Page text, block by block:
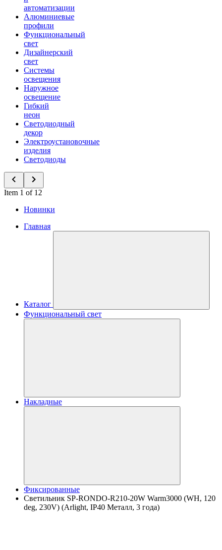
автоматизации
Алюминиевые
профили
Функциональный
свет
Дизайнерский
свет
Системы
освещения
Наружное
освещение
Гибкий
неон
Светодиодный
декор
Электроустановочные
изделия
Светодиоды
Item 1 of 12
Новинки
Главная
Каталог
Функциональный свет
Накладные
Фиксированные
Светильник SP-RONDO-R210-20W Warm3000 (WH, 120
deg, 230V) (Arlight, IP40 Металл, 3 года)